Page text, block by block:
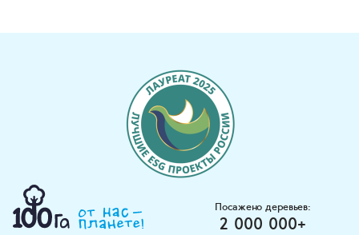
Посажено деревьев:
2 000 000+